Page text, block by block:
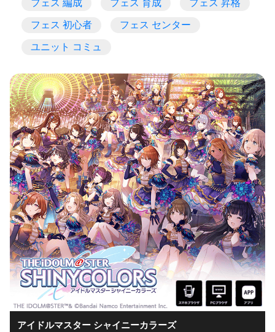
フェス 編成 フェス 育成 フェス 昇格
フェス 初心者 フェス センター
ユニット コミュ
アイドルマスター シャイニーカラーズ